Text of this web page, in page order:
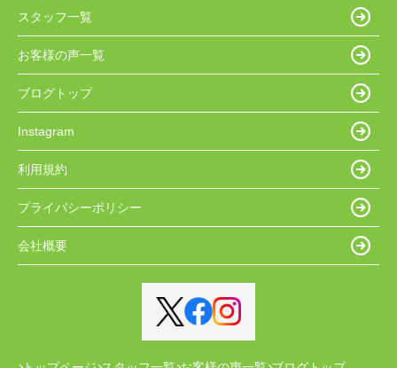
スタッフ一覧
お客様の声一覧
ブログトップ
Instagram
利用規約
プライバシーポリシー
会社概要